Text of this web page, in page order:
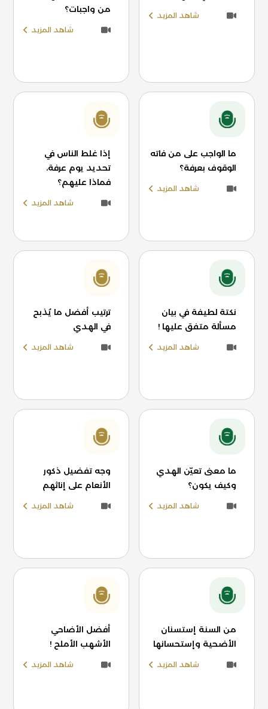
شاهد المزيد
من واجبات؟
شاهد المزيد
ما الواجب على من فاته
الوقوف بعرفة؟
شاهد المزيد
إذا غلط الناس في
تحديد يوم عرفة،
فماذا عليهم؟
شاهد المزيد
نكتة لطيفة في بيان
مسألة متفق عليها !
شاهد المزيد
ترتيب أفضل ما يُذبح
في الهدي
شاهد المزيد
ما معنى تعيّن الهدي
وكيف يكون؟
شاهد المزيد
وجه تفضيل ذكور
الأنعام على إناثهم
شاهد المزيد
من السنة إستسنان
الأضحية وإستحسانها
شاهد المزيد
أفضل الأضاحي
الأشهب الأملح !
شاهد المزيد